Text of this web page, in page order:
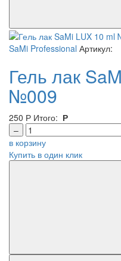
SaMi Professional Артикул:
Гель лак
№009
250 Р Итого: Р
–
в корзину
Купить в один клик